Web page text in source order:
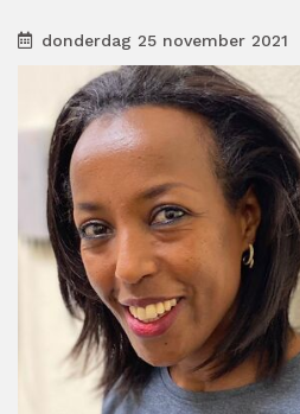
donderdag 25 november 2021